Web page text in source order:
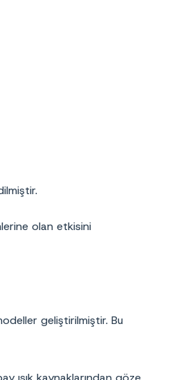
olan etkisini
geliştirilmiştir. Bu